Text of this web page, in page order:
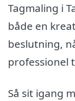
Tagmaling i
både en
beslutning,
professionel
Så sit igang